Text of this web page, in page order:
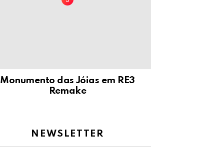
Monumento das Jóias em RE3
Remake
NEWSLETTER